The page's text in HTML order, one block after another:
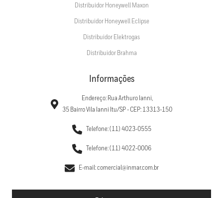
Distribuidor Honeywell Maxon
Distribuidor Honeywell Eclipse
Distribuidor Elektrogas
Distribuidor Brahma
Informações
Endereço: Rua Arthuro Ianni,
35 Bairro Vila Ianni Itu/SP - CEP: 13313-150
Telefone: (11) 4023-0555
Telefone: (11) 4022-0006
E-mail: comercial@inmar.com.br